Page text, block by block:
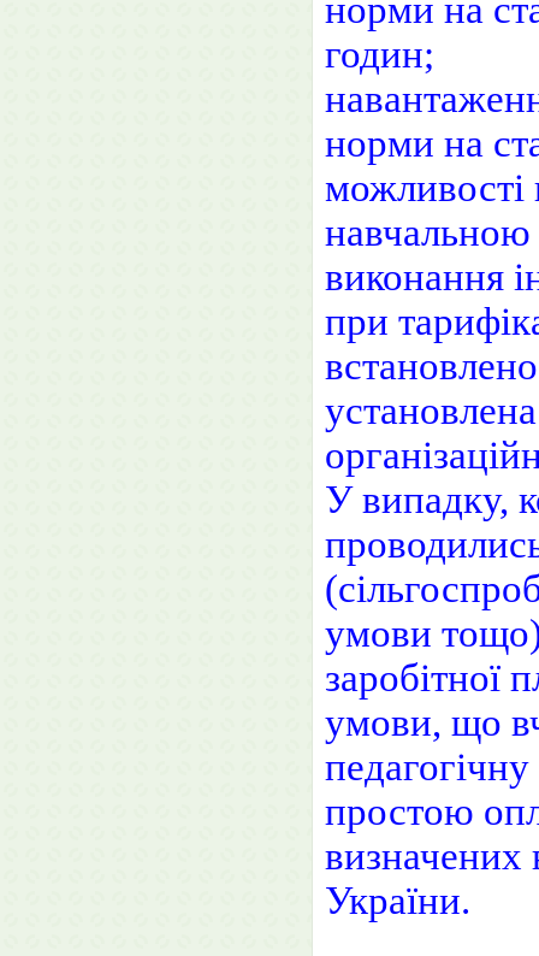
норми на
годин;
норми на
можливості
навчальною
виконання
при
У випадку,
умови
заробітної
умови, що
простою
визначених
України.